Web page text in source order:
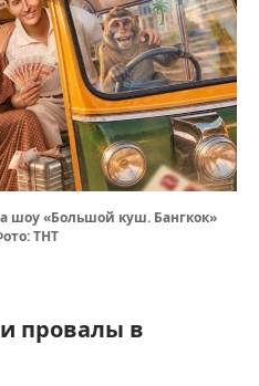
шоу «Большой куш. Бангкок»
ТНТ
провалы в